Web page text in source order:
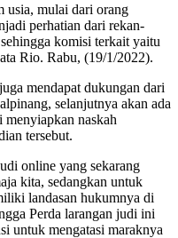
usia, mulai dari orang
perhatian dari rekan-
komisi terkait yaitu
Rio. Rabu, (19/1/2022).
mendapat dukungan dari
selanjutnya akan ada
naskah
tersebut.
online yang sekarang
kita, sedangkan untuk
landasan hukumnya di
Perda larangan judi ini
untuk mengatasi maraknya